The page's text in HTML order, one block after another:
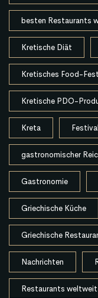
besten Restaurants
Kretische Diät
Kretisches Food-
Kretische PDO-
Kreta Festival
gastronomischer
Gastronomie
Griechische Küche
Griechische
Nachrichten
Restaurants weltweit